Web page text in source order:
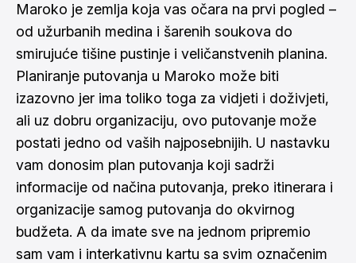
Maroko je zemlja koja vas očara na prvi pogled –
od užurbanih medina i šarenih soukova do
smirujuće tišine pustinje i veličanstvenih planina.
Planiranje putovanja u Maroko može biti
izazovno jer ima toliko toga za vidjeti i doživjeti,
ali uz dobru organizaciju, ovo putovanje može
postati jedno od vaših najposebnijih. U nastavku
vam donosim plan putovanja koji sadrži
informacije od načina putovanja, preko itinerara i
organizacije samog putovanja do okvirnog
budžeta. A da imate sve na jednom pripremio
sam vam i interkativnu kartu sa svim označenim